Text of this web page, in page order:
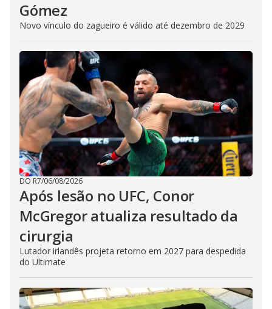
Gómez
Novo vínculo do zagueiro é válido até dezembro de 2029
DO R7/06/08/2026
Após lesão no UFC, Conor
McGregor atualiza resultado da
cirurgia
Lutador irlandês projeta retorno em 2027 para despedida
do Ultimate